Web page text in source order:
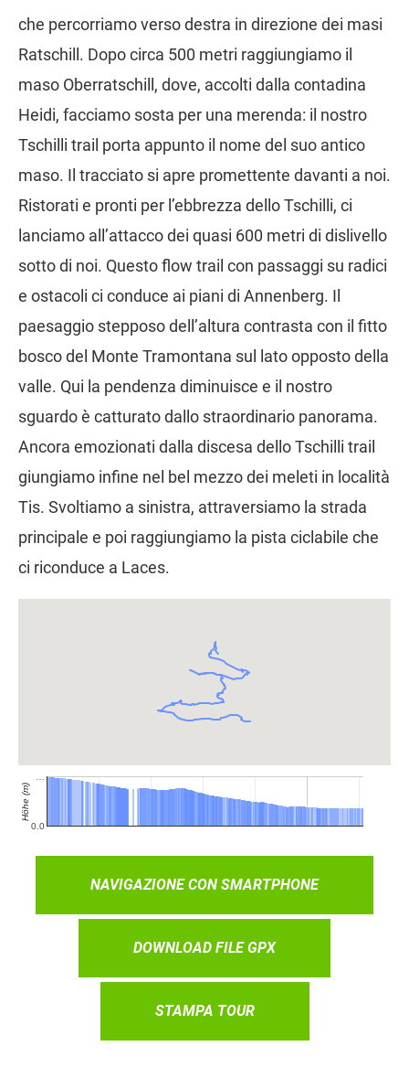
che percorriamo verso destra in direzione dei masi
Ratschill. Dopo circa 500 metri raggiungiamo il
maso Oberratschill, dove, accolti dalla contadina
Heidi, facciamo sosta per una merenda: il nostro
Tschilli trail porta appunto il nome del suo antico
maso. Il tracciato si apre promettente davanti a noi.
Ristorati e pronti per l’ebbrezza dello Tschilli, ci
lanciamo all’attacco dei quasi 600 metri di dislivello
sotto di noi. Questo flow trail con passaggi su radici
e ostacoli ci conduce ai piani di Annenberg. Il
paesaggio stepposo dell’altura contrasta con il fitto
bosco del Monte Tramontana sul lato opposto della
valle. Qui la pendenza diminuisce e il nostro
sguardo è catturato dallo straordinario panorama.
Ancora emozionati dalla discesa dello Tschilli trail
giungiamo infine nel bel mezzo dei meleti in località
Tis. Svoltiamo a sinistra, attraversiamo la strada
principale e poi raggiungiamo la pista ciclabile che
ci riconduce a Laces.
NAVIGAZIONE CON SMARTPHONE
DOWNLOAD FILE GPX
STAMPA TOUR